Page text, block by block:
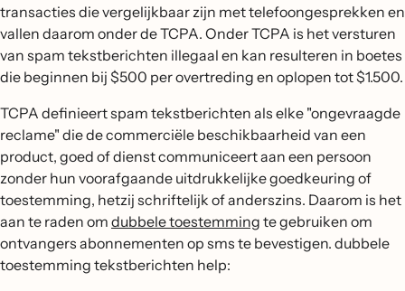
transacties die vergelijkbaar zijn met telefoongesprekken en
vallen daarom onder de TCPA. Onder TCPA is het versturen
van spam tekstberichten illegaal en kan resulteren in boetes
die beginnen bij $500 per overtreding en oplopen tot $1.500.
TCPA definieert spam tekstberichten als elke "ongevraagde
reclame" die de commerciële beschikbaarheid van een
product, goed of dienst communiceert aan een persoon
zonder hun voorafgaande uitdrukkelijke goedkeuring of
toestemming, hetzij schriftelijk of anderszins. Daarom is het
aan te raden om dubbele toestemming te gebruiken om
ontvangers abonnementen op sms te bevestigen. dubbele
toestemming tekstberichten help: